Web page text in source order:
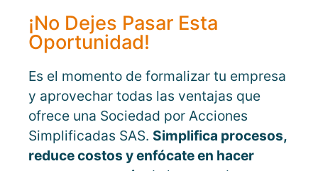
¡No Dejes Pasar Esta
Oportunidad!
Es el momento de formalizar tu empresa
y aprovechar todas las ventajas que
ofrece una Sociedad por Acciones
Simplificadas SAS. Simplifica procesos,
reduce costos y enfócate en hacer